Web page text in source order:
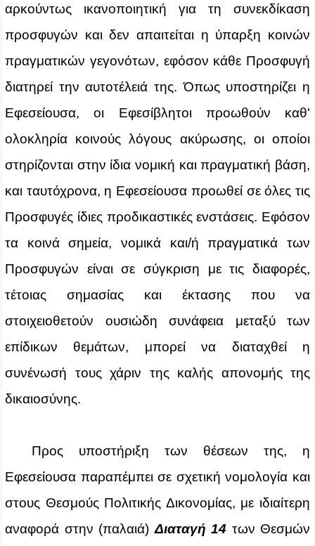
αρκούντως ικανοποιητική για τη συνεκδίκαση
προσφυγών και δεν απαιτείται η ύπαρξη κοινών
πραγματικών γεγονότων, εφόσον κάθε Προσφυγή
διατηρεί την αυτοτέλειά της. Όπως υποστηρίζει η
Εφεσείουσα, οι Εφεσίβλητοι προωθούν καθ'
ολοκληρία κοινούς λόγους ακύρωσης, οι οποίοι
στηρίζονται στην ίδια νομική και πραγματική βάση,
και ταυτόχρονα, η Εφεσείουσα προωθεί σε όλες τις
Προσφυγές ίδιες προδικαστικές ενστάσεις. Εφόσον
τα κοινά σημεία, νομικά και/ή πραγματικά των
Προσφυγών είναι σε σύγκριση με τις διαφορές,
τέτοιας σημασίας και έκτασης που να
στοιχειοθετούν ουσιώδη συνάφεια μεταξύ των
επίδικων θεμάτων, μπορεί να διαταχθεί η
συνένωσή τους χάριν της καλής απονομής της
δικαιοσύνης.
Προς υποστήριξη των θέσεων της, η
Εφεσείουσα παραπέμπει σε σχετική νομολογία και
στους Θεσμούς Πολιτικής Δικονομίας, με ιδιαίτερη
αναφορά στην (παλαιά)Διαταγή 14 των Θεσμών